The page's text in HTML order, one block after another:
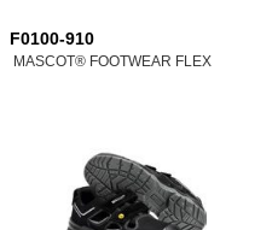
F0100-910
MASCOT® FOOTWEAR FLEX